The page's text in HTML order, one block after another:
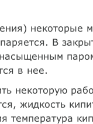
некоторые
В
в нее.
некоторую
жидкость
температура